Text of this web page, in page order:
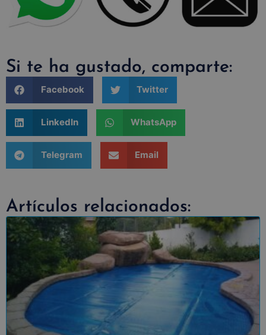
Si te ha gustado, comparte:
Facebook Twitter
LinkedIn WhatsApp
Telegram Email
Artículos relacionados: